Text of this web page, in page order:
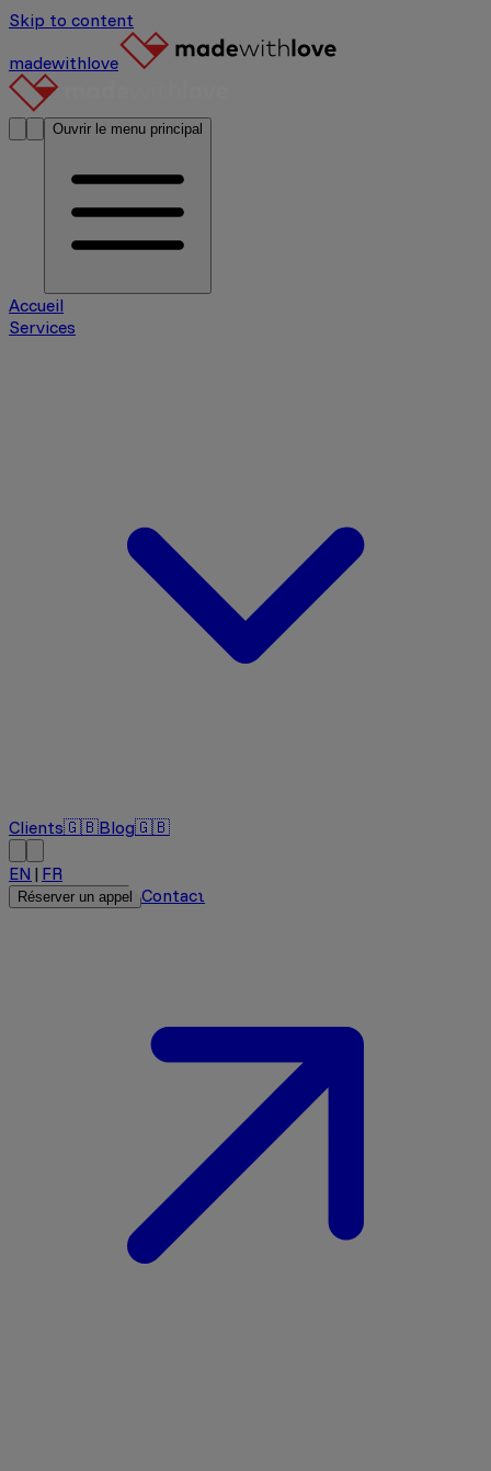
Skip to content
madewithlove
Ouvrir le menu principal
Accueil
Services
Clients🇬🇧Blog🇬🇧
EN | FR
Réserver un appel Contact